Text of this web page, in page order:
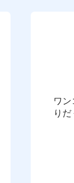
ワ
り